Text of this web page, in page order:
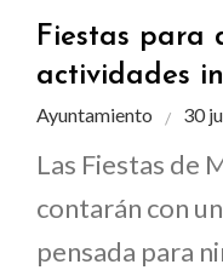
Fiestas para
actividades
Ayuntamiento 30
Las Fiestas de
contarán con
pensada para